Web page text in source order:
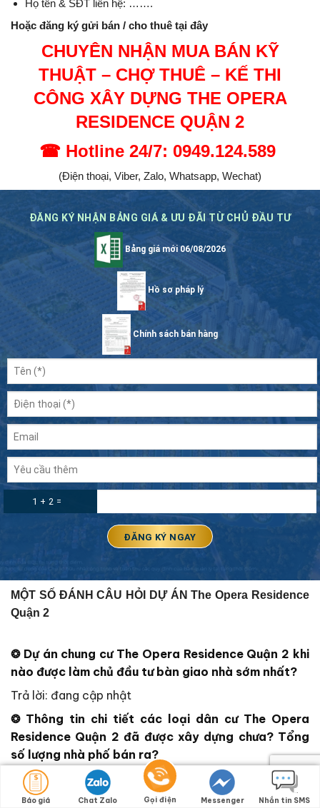
Họ tên & SĐT liên hệ: …….
Hoặc đăng ký gửi bán / cho thuê tại đây
CHUYÊN NHẬN MUA BÁN KỸ
THUẬT – CHỢ THUÊ – KẾ THI
CÔNG XÂY DỰNG THE OPERA
RESIDENCE QUẬN 2
☎ Hotline 24/7: 0949.124.589
(Điện thoại, Viber, Zalo, Whatsapp, Wechat)
ĐĂNG KÝ NHẬN BẢNG GIÁ & ƯU ĐÃI TỪ CHỦ ĐẦU TƯ
Bảng giá mới 06/08/2026
Hồ sơ pháp lý
Chính sách bán hàng
1 + 2 =
MỘT SỐ ĐÁNH CÂU HỎI DỰ ÁN The Opera Residence
Quận 2
❂ Dự án chung cư The Opera Residence Quận 2 khi
nào được làm chủ đầu tư bàn giao nhà sớm nhất?
Trả lời: đang cập nhật
❂ Thông tin chi tiết các loại dân cư The Opera
Residence Quận 2 đã được xây dựng chưa? Tổng
số lượng nhà phố bán ra?
Tổng diện tích khu đất: 11.369,5 m2
– Quy mô: 1 block
Báo giá Chat Zalo Gọi điện Messenger Nhắn tin SMS